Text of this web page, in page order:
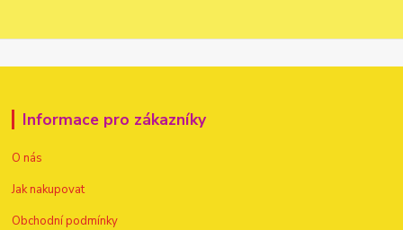
Informace pro zákazníky
O nás
Jak nakupovat
Obchodní podmínky